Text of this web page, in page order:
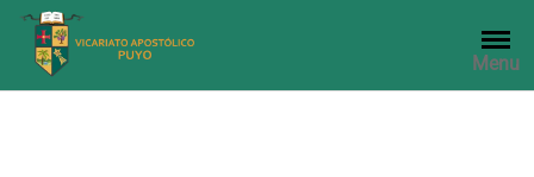
Saltar
contenido
Menu